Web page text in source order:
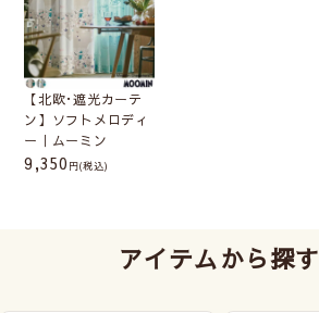
【北欧･遮光カーテ
ン】ソフトメロディ
ー｜ムーミン
9,350 (税込)
アイテムから探す